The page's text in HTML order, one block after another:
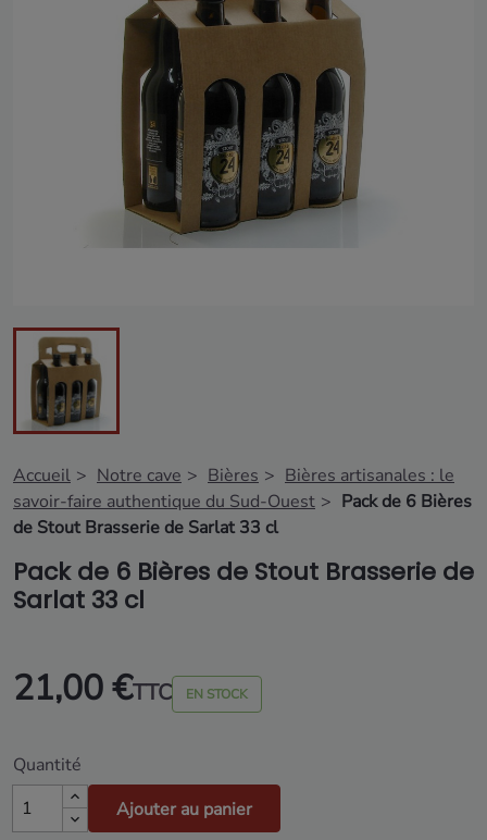
Accueil Notre cave Bières
Bières artisanales : le
savoir-faire authentique du Sud-Ouest
Pack de 6 Bières
de Stout Brasserie de Sarlat 33 cl
Pack de 6 Bières de Stout Brasserie de
Sarlat 33 cl
21,00 €TTC EN STOCK
Quantité
Ajouter au panier